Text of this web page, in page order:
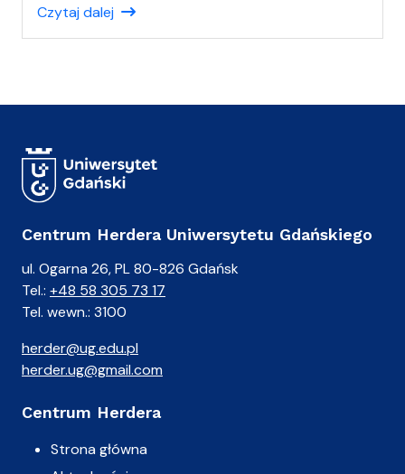
ł
(
Czytaj dalej
Centrum Herdera Uniwersytetu Gdańskiego
ul. Ogarna 26, PL 80-826 Gdańsk
Tel.: +48 58 305 73 17
Tel. wewn.: 3100
herder@ug.edu.pl
herder.ug@gmail.com
Centrum Herdera
Strona główna